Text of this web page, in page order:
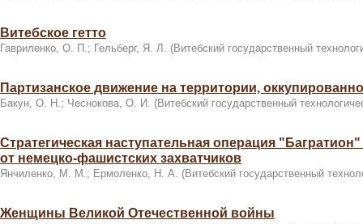
Витебское гетто
Гавриленко, О. П.; Гельберг, Я. Л. (Витебский государственный
Партизанское движение на территории,
Бакун, О. Н.; Чеснокова, О. И. (Витебский государственный
Стратегическая наступательная операция
от немецко-фашистских захватчиков
Янчиленко, М. М.; Ермоленко, Н. А. (Витебский государственный
Женщины Великой Отечественной войны